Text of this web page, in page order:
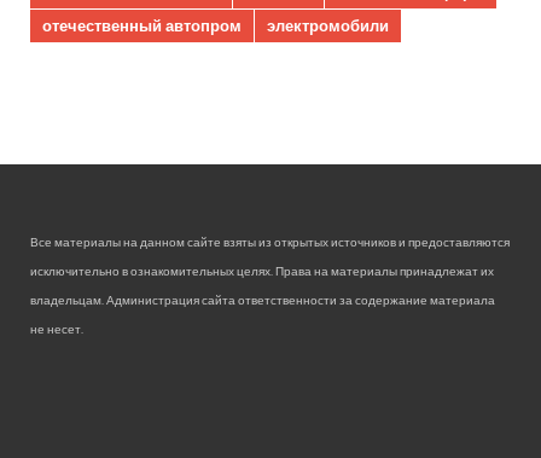
отечественный автопром
электромобили
Все материалы на данном сайте взяты из открытых источников и предоставляются
исключительно в ознакомительных целях. Права на материалы принадлежат их
владельцам. Администрация сайта ответственности за содержание материала
не несет.